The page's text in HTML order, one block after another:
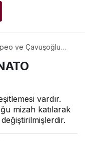
ve Çavuşoğlu
vardır.
mizah katılarak